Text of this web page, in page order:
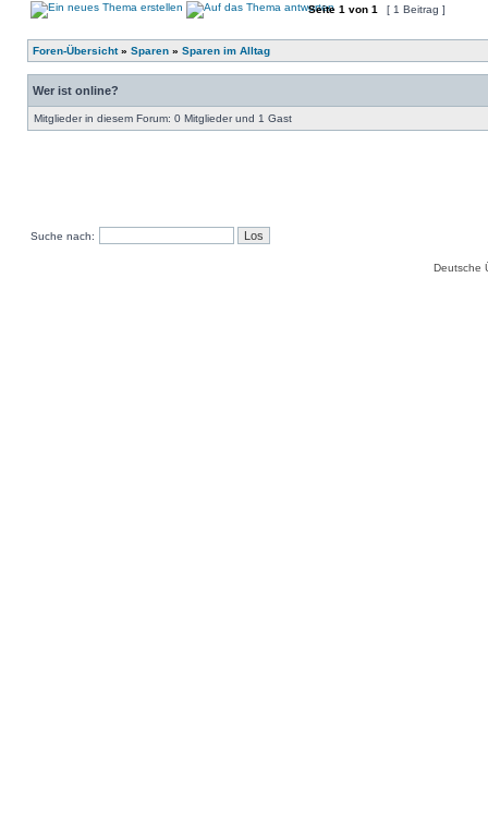
Seite 1 von 1 [ 1 Beitrag ]
Foren-Übersicht» Sparen » Sparen im Alltag
Wer ist online?
Mitglieder in diesem Forum: 0 Mitglieder und 1 Gast
Suche nach:
Deutsche